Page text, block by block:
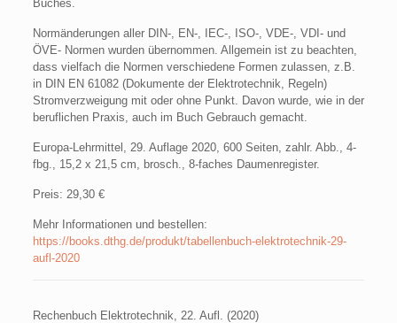
Buches.
Normänderungen aller DIN-, EN-, IEC-, ISO-, VDE-, VDI- und
ÖVE- Normen wurden übernommen. Allgemein ist zu beachten,
dass vielfach die Normen verschiedene Formen zulassen, z.B.
in DIN EN 61082 (Dokumente der Elektrotechnik, Regeln)
Stromverzweigung mit oder ohne Punkt. Davon wurde, wie in der
beruflichen Praxis, auch im Buch Gebrauch gemacht.
Europa-Lehrmittel, 29. Auflage 2020, 600 Seiten, zahlr. Abb., 4-
fbg., 15,2 x 21,5 cm, brosch., 8-faches Daumenregister.
Preis: 29,30 €
Mehr Informationen und bestellen:
https://books.dthg.de/produkt/tabellenbuch-elektrotechnik-29-
aufl-2020
Rechenbuch Elektrotechnik, 22. Aufl. (2020)